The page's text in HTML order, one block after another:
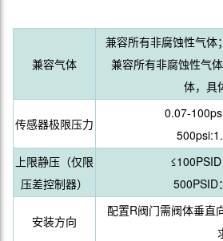
兼容气体
兼容所有非腐蚀性气体
兼容所有非腐蚀性气
体，具
传感器极限压力
0.07-
上限静压（仅限
压差控制器）
500PSID
安装方向
配置R阀门需阀体垂直